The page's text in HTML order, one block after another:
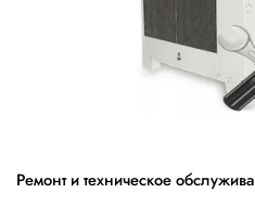
Ремонт и техническое